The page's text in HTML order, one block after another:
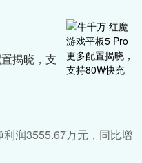
揭晓，支
润3555.67万元，同比增